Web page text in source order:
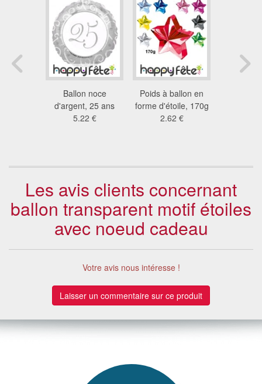
Ballon noce
d'argent, 25 ans
5.22 €
Poids à ballon en
forme d'étoile, 170g
2.62 €
Les avis clients concernant
ballon transparent motif étoiles
avec noeud cadeau
Votre avis nous intéresse !
Laisser un commentaire sur ce produit